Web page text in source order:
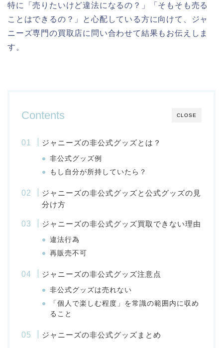
特に「売りたいけど違法になるの？」「そもそも売る
ことはできるの？」と心配している方に向けて、ジャ
ニーズ専門の買取店に問い合わせて結果もお伝えしま
す。
CLOSE
Contents
ジャニーズの非公式グッズとは？
非公式グッズ例
もし自分が所持していたら？
ジャニーズの非公式グッズと公式グッズの見
分け方
ジャニーズの非公式グッズ買取できない理由
違法行為
再販売不可
ジャニーズの非公式グッズ注意点
非公式グッズは売れない
「個人で楽しむ程度」を常識の範囲内に収め
ること
ジャニーズの非公式グッズまとめ